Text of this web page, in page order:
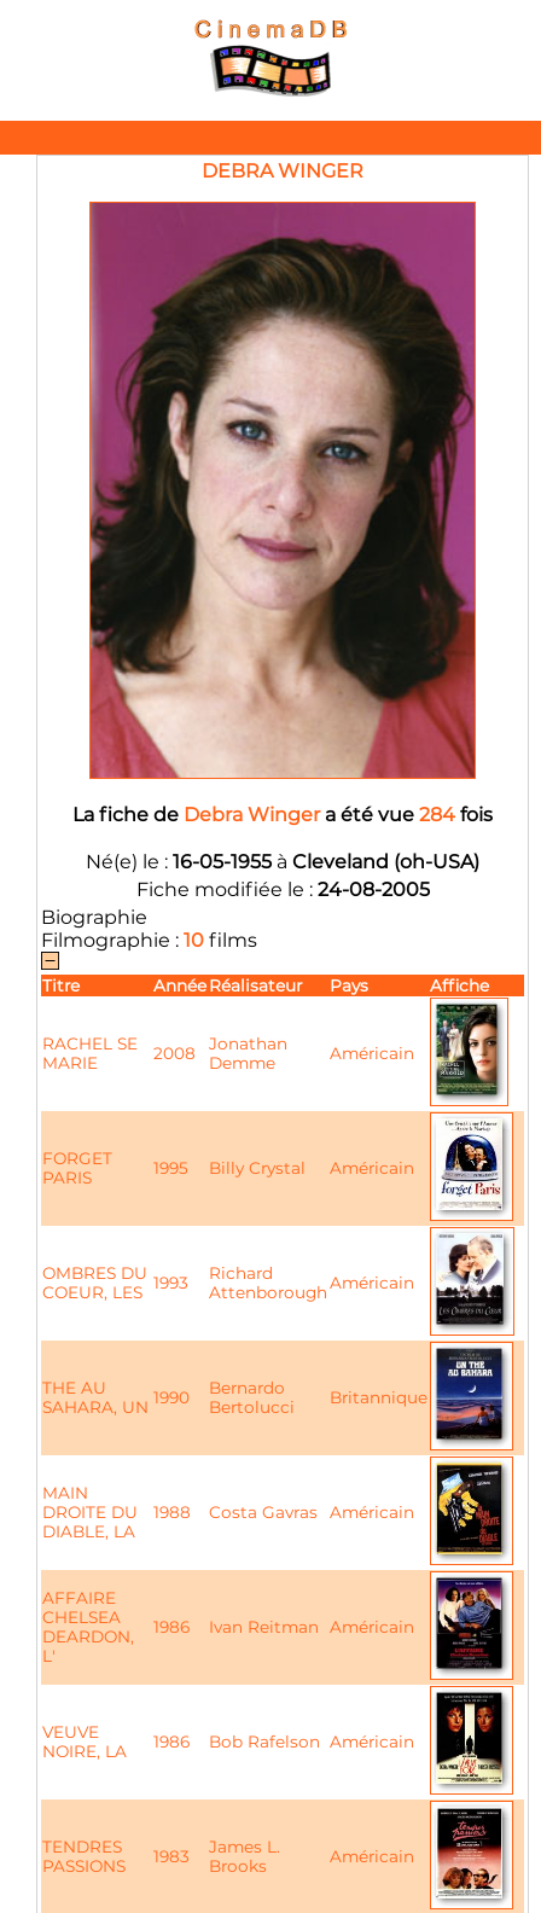
DEBRA WINGER
La fiche de Debra Wingera été vue 284 fois
Né(e) le : 16-05-1955 à Cleveland (oh-USA)
Fiche modifiée le : 24-08-2005
Biographie
Filmographie : 10 films
Titre AnnéeRéalisateur Pays Affiche
RACHEL SE
MARIE
2008
Jonathan
Demme
Américain
FORGET
PARIS
1995 Billy Crystal Américain
OMBRES DU
COEUR, LES 1993
Richard
AttenboroughAméricain
THE AU
SAHARA, UN 1990
Bernardo
Bertolucci
Britannique
MAIN
DROITE DU
DIABLE, LA
1988 Costa Gavras Américain
AFFAIRE
CHELSEA
DEARDON,
L'
1986 Ivan Reitman Américain
VEUVE
NOIRE, LA
1986 Bob Rafelson Américain
TENDRES
PASSIONS
1983
James L.
Brooks
Américain